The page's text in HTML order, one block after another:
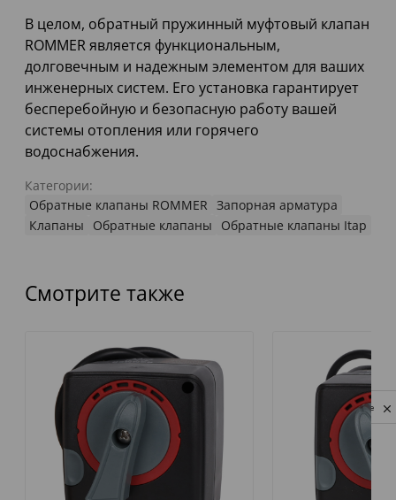
В целом, обратный пружинный муфтовый клапан
ROMMER является функциональным,
долговечным и надежным элементом для ваших
инженерных систем. Его установка гарантирует
бесперебойную и безопасную работу вашей
системы отопления или горячего
водоснабжения.
Категории:
Обратные клапаны ROMMER Запорная арматура
Клапаны
Обратные клапаны Обратные клапаны Itap
Смотрите также
Privacy notice